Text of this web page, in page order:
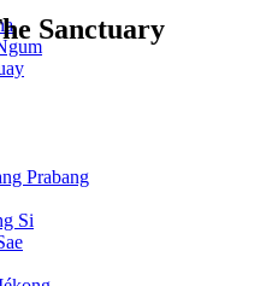
Prabang
Si
Sanctuary